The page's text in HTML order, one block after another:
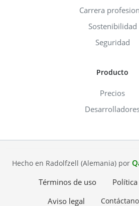
Carrera
Sostenibilidad
Seguridad
Producto
Precios
Hecho en Radolfzell (Alemania) por
Términos de uso
Aviso legal